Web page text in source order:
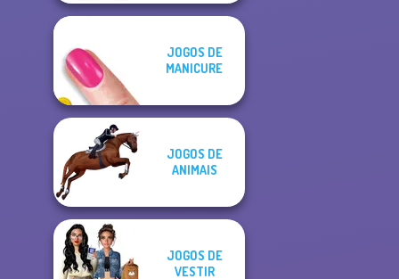
JOGOS DE
MANICURE
JOGOS DE
ANIMAIS
JOGOS DE
VESTIR